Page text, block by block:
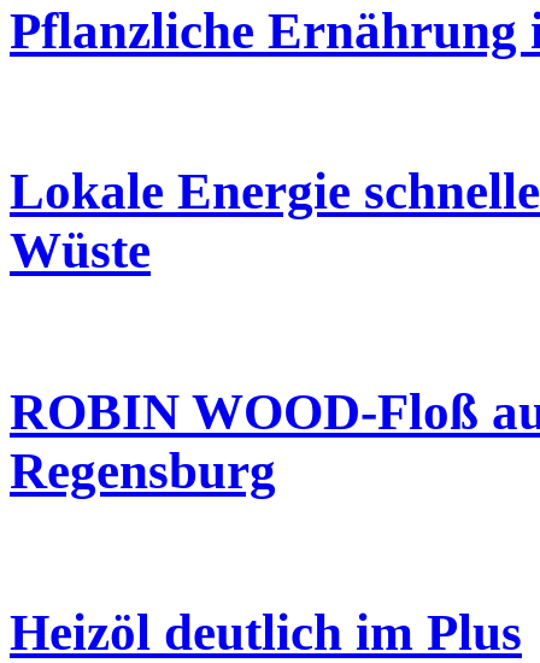
Pflanzliche Ernährung
Lokale Energie
Wüste
ROBIN WOOD-Floß
Regensburg
Heizöl deutlich im Plus